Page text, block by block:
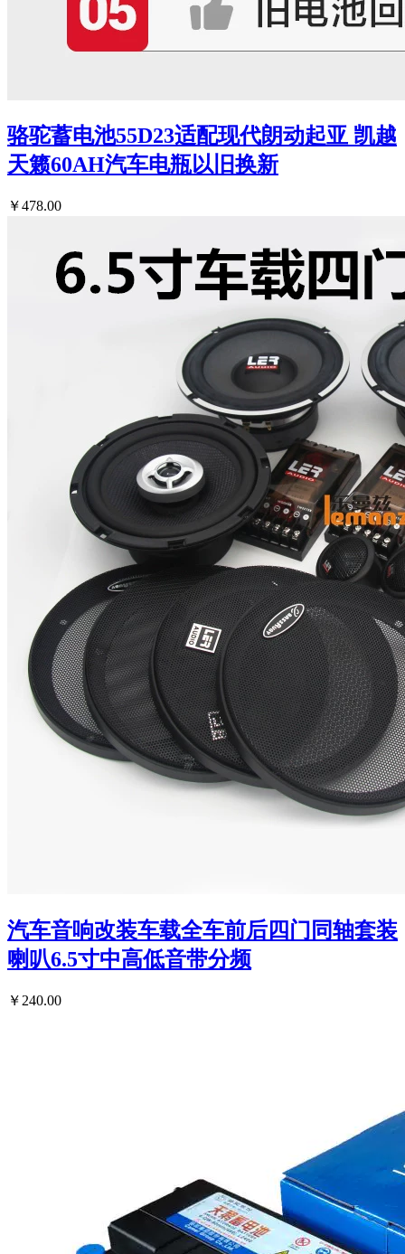
骆驼蓄电池55D23适配现代朗动起亚 凯越
天籁60AH汽车电瓶以旧换新
￥478.00
汽车音响改装车载全车前后四门同轴套装
喇叭6.5寸中高低音带分频
￥240.00